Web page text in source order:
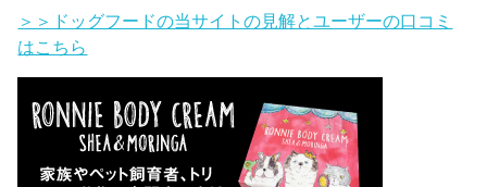
＞＞ドッグフードの当サイトの見解とユーザーの口コミ
はこちら